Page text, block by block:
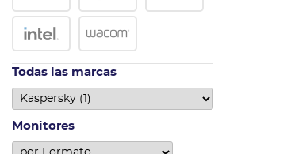
Todas las marcas
Monitores